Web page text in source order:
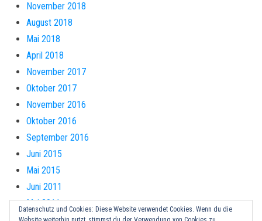
November 2018
August 2018
Mai 2018
April 2018
November 2017
Oktober 2017
November 2016
Oktober 2016
September 2016
Juni 2015
Mai 2015
Juni 2011
Mai 2011
Datenschutz und Cookies: Diese Website verwendet Cookies. Wenn du die